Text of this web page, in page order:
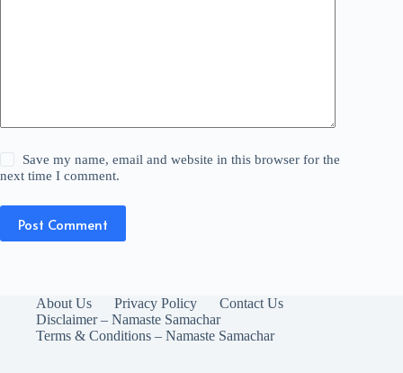
Save my name, email and website in this browser for the
next time I comment.
Post Comment
About Us Privacy Policy
Contact Us
Disclaimer – Namaste Samachar
Terms & Conditions – Namaste Samachar